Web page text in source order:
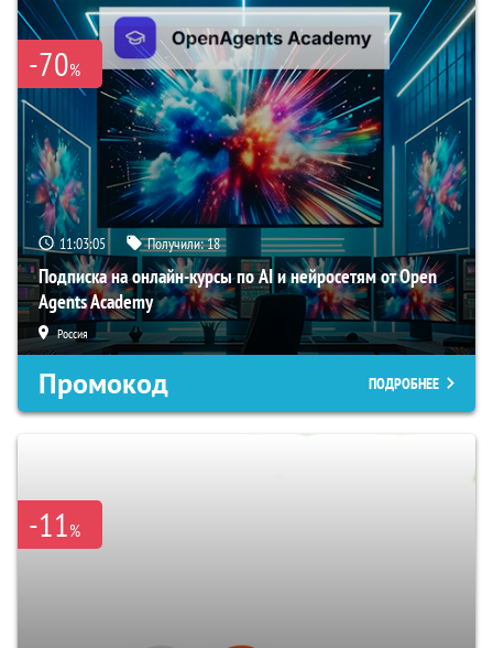
-70%
11:03:04 Получили:18
Подписка на онлайн-курсы по AI и нейросетям от Open
Agents Academy
Россия
Промокод ПОДРОБНЕЕ
-11%